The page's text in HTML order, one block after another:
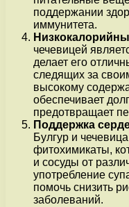
поддержании
иммунитета.
чечевицей
делает его
следящих за
высокому
обеспечивает
предотвращает
Поддержка
Булгур и
фитохимикаты,
и сосуды от
употребление
помочь снизить
заболеваний.